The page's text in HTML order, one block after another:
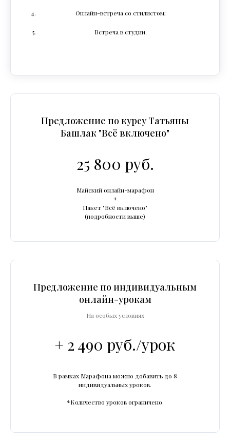
Онлайн-встреча со стилистом;
Встреча в студии.
Предложение по курсу Татьяны
Башлак "Всё включено"
25 800 руб.
Майский онлайн-марафон
+
Пакет "Всё включено"
(подробности выше)
Предложение по индивидуальным
онлайн-урокам
На особых условиях
+ 2 490 руб./урок
В рамках Марафона можно добавить до 8
индивидуальных уроков.
*Количество уроков ограничено.